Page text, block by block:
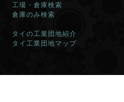
工場・倉庫検索
倉庫のみ検索
タイの工業団地紹介
タイ工業団地マップ